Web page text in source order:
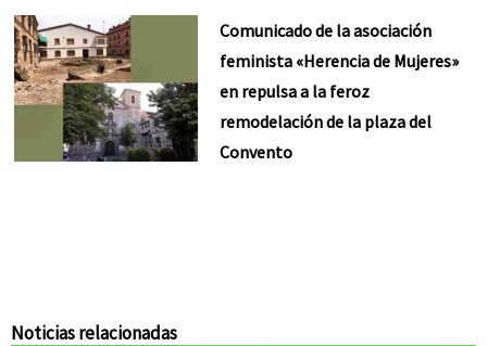
Comunicado de la asociación
feminista «Herencia de Mujeres»
en repulsa a la feroz
remodelación de la plaza del
Convento
Noticias relacionadas